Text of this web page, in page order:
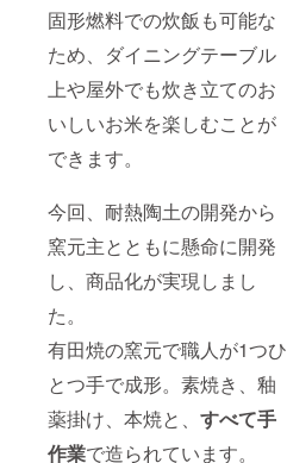
固形燃料での炊飯も可能な
ため、ダイニングテーブル
上や屋外でも炊き立てのお
いしいお米を楽しむことが
できます。
今回、耐熱陶土の開発から
窯元主とともに懸命に開発
し、商品化が実現しまし
た。
有田焼の窯元で職人が1つひ
とつ手で成形。素焼き、釉
薬掛け、本焼と、 すべて手
作業で造られています。